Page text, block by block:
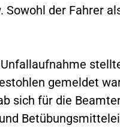
Sowohl der Fahrer
gemeldet
sich für die